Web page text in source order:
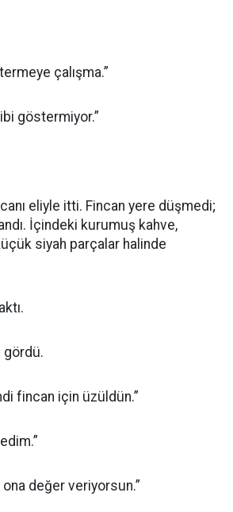
çalışma.”
göstermiyor.”
eliyle itti. Fincan yere düşmedi;
İçindeki kurumuş kahve,
siyah parçalar halinde
gördü.
fincan için üzüldün.”
değer veriyorsun.”